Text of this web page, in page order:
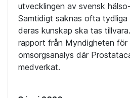
utvecklingen av svensk
Samtidigt saknas ofta tydliga
deras kunskap ska tas
rapport från Myndigheten
omsorgsanalys där
medverkat.